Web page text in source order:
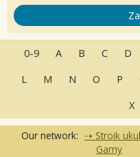
0-9 A B C D
L
M N O P
X
Our network: Stroik
Gamy